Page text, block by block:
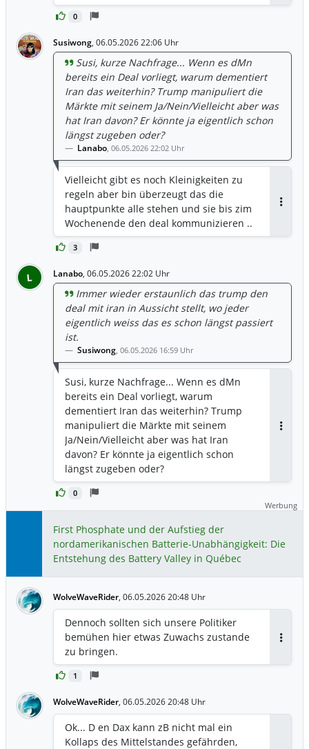
0
Susiwong, 06.05.2026 22:06 Uhr
3
Susi, kurze Nachfrage... Wenn es dMn
bereits ein Deal vorliegt, warum dementiert
Iran das weiterhin? Trump manipuliert die
Märkte mit seinem Ja/Nein/Vielleicht aber was
hat Iran davon? Er könnte ja eigentlich schon
längst zugeben oder?
Lanabo, 06.05.2026 22:02 Uhr
Vielleicht gibt es noch Kleinigkeiten zu
regeln aber bin überzeugt das die
hauptpunkte alle stehen und sie bis zim
Wochenende den deal kommunizieren ..
L Lanabo, 06.05.2026 22:02 Uhr
0
Immer wieder erstaunlich das trump den
deal mit iran in Aussicht stellt, wo jeder
eigentlich weiss das es schon längst passiert
ist.
Susiwong, 06.05.2026 16:59 Uhr
Susi, kurze Nachfrage... Wenn es dMn
bereits ein Deal vorliegt, warum
dementiert Iran das weiterhin? Trump
manipuliert die Märkte mit seinem
Ja/Nein/Vielleicht aber was hat Iran
davon? Er könnte ja eigentlich schon
längst zugeben oder?
Werbung
First Phosphate und der Aufstieg der
nordamerikanischen Batterie-Unabhängigkeit: Die
Entstehung des Battery Valley in Québec
WolveWaveRider, 06.05.2026 20:48 Uhr
1
Dennoch sollten sich unsere Politiker
bemühen hier etwas Zuwachs zustande
zu bringen.
WolveWaveRider, 06.05.2026 20:48 Uhr
Ok... D en Dax kann zB nicht mal ein
Kollaps des Mittelstandes gefährden,